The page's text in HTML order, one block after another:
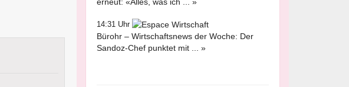
14:31 Uhr
Bürohr – Wirtschaftsnews der Woche: Der
Sandoz-Chef punktet mit ... »